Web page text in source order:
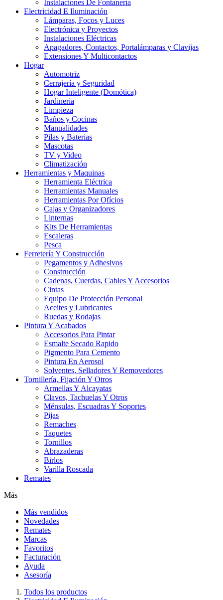
Instalaciones De Fontanería
Electricidad E Iluminación
Lámparas, Focos y Luces
Electrónica y Proyectos
Instalaciones Eléctricas
Apagadores, Contactos, Portalámparas y Clavijas
Extensiones Y Multicontactos
Hogar
Automotriz
Cerrajería y Seguridad
Hogar Inteligente (Domótica)
Jardinería
Limpieza
Baños y Cocinas
Manualidades
Pilas y Baterias
Mascotas
TV y Video
Climatización
Herramientas y Maquinas
Herramienta Eléctrica
Herramientas Manuales
Herramientas Por Ofícios
Cajas y Organizadores
Linternas
Kits De Herramientas
Escaleras
Pesca
Ferretería Y Construcción
Pegamentos y Adhesivos
Construcción
Cadenas, Cuerdas, Cables Y Accesorios
Cintas
Equipo De Protección Personal
Aceites y Lubricantes
Ruedas y Rodajas
Pintura Y Acabados
Accesorios Para Pintar
Esmalte Secado Rapido
Pigmento Para Cemento
Pintura En Aerosol
Solventes, Selladores Y Removedores
Tornillería, Fijación Y Otros
Armellas Y Alcayatas
Clavos, Tachuelas Y Otros
Ménsulas, Escuadras Y Soportes
Pijas
Remaches
Taquetes
Tornillos
Abrazaderas
Birlos
Varilla Roscada
Remates
Más
Más vendidos
Novedades
Remates
Marcas
Favoritos
Facturación
Ayuda
Asesoría
Todos los productos